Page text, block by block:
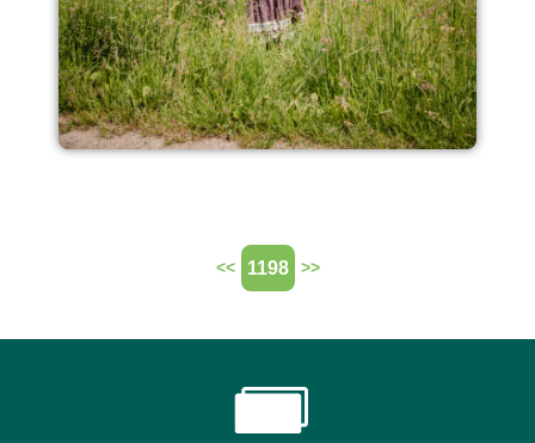
<< 1198 >>